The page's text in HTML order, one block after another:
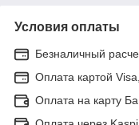
Условия оплаты
Безналичный
Оплата картой
Оплата на карту